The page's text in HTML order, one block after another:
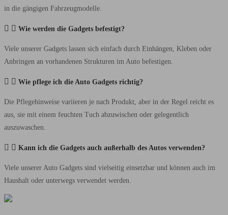
in die gängigen Fahrzeugmodelle.
Wie werden die Gadgets befestigt?
Viele unserer Gadgets lassen sich einfach durch Einhängen, Kleben oder
Anbringen an vorhandenen Strukturen im Auto befestigen.
Wie pflege ich die Auto Gadgets richtig?
Die Pflegehinweise variieren je nach Produkt, aber in der Regel reicht es
aus, sie mit einem feuchten Tuch abzuwischen oder gelegentlich
auszuwaschen.
Kann ich die Gadgets auch außerhalb des Autos verwenden?
Viele unserer Auto Gadgets sind vielseitig einsetzbar und können auch im
Haushalt oder unterwegs verwendet werden.